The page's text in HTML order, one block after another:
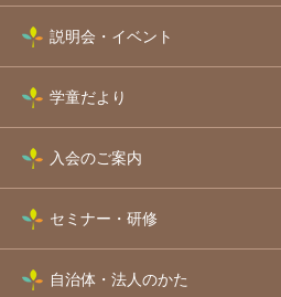
説明会・イベント
学童だより
入会のご案内
セミナー・研修
自治体・法人のかた